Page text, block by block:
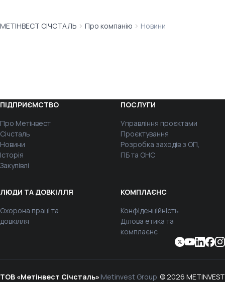
МЕТІНВЕСТ СІЧСТАЛЬ Про компанію Новини
ПІДПРИЄМСТВО
Про Метінвест
Січсталь
Новини
Історія
Закупівлі
ПОСЛУГИ
Управління проєктами
Проєктування
Розробка заходів з ОП,
ПБ та ОНС
ЛЮДИ ТА ДОВКІЛЛЯ
Охорона праці та
довкілля
КОМПЛАЄНС
Конфіденційність
Ділова етика та
комплаєнс
ТОВ «Метінвест Січсталь»|Metinvest Group © 2026 METINVEST